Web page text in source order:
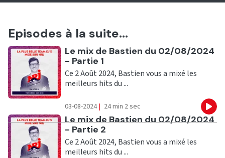
Episodes à la suite...
Ecouter
Le mix de Bastien du 02/08/2024
- Partie 1
Ce 2 Août 2024, Bastien vous a mixé les
meilleurs hits du ...
03-08-2024 | 24 min 2 sec
Ecouter
Le mix de Bastien du 02/08/2024
- Partie 2
Ce 2 Août 2024, Bastien vous a mixé les
meilleurs hits du ...